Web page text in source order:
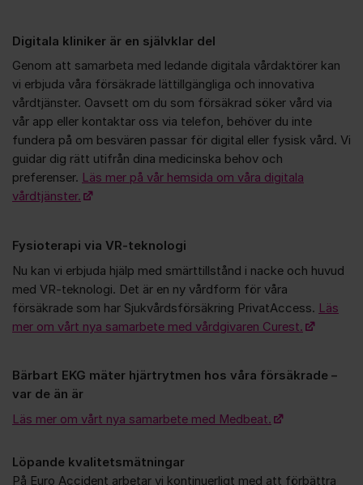
Digitala kliniker är en självklar del
Genom att samarbeta med ledande digitala vårdaktörer kan
vi erbjuda våra försäkrade lättillgängliga och innovativa
vårdtjänster. Oavsett om du som försäkrad söker vård via
vår app eller kontaktar oss via telefon, behöver du inte
fundera på om besvären passar för digital eller fysisk vård. Vi
guidar dig rätt utifrån dina medicinska behov och
preferenser. Läs mer på vår hemsida om våra digitala
vårdtjänster.
Fysioterapi via VR-teknologi
Nu kan vi erbjuda hjälp med smärttillstånd i nacke och huvud
med VR-teknologi. Det är en ny vårdform för våra
försäkrade som har Sjukvårdsförsäkring PrivatAccess. Läs
mer om vårt nya samarbete med vårdgivaren Curest.
Bärbart EKG mäter hjärtrytmen hos våra försäkrade –
var de än är
Läs mer om vårt nya samarbete med Medbeat.
Löpande kvalitetsmätningar
På Euro Accident arbetar vi kontinuerligt med att förbättra